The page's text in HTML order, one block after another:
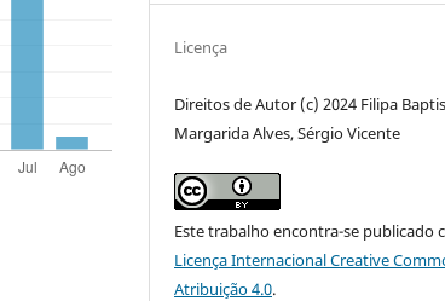
Licença
Direitos de Autor (c) 2024 Filipa
Margarida Alves, Sérgio Vicente
Este trabalho encontra-se publicado
Licença Internacional Creative
Atribuição 4.0.